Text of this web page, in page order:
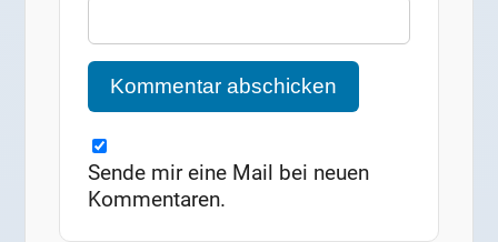
Sende mir eine Mail bei neuen
Kommentaren.